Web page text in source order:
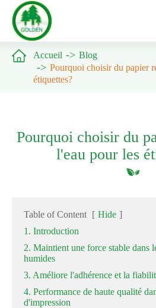
 Accueil
Blog
Pourquoi choisir du papier
étiquettes?
Pourquoi choisir du
l'eau pour les
Table of Content [ Hide ]
1. Introduction
2. Maintient une force stable dans
humides
3. Améliore l'adhérence et la
4. Performance de haute qualité
d'impression